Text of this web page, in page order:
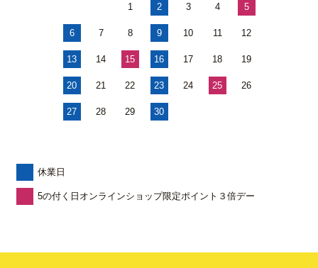
1 2 3 4 5
6 7 8 9 10 11 12
13 14 15 16 17 18 19
20 21 22 23 24 25 26
27 28 29 30
休業日
5の付く日オンラインショップ限定ポイント３倍デー